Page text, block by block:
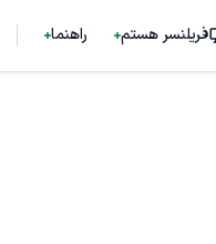
فریلنسر هستم راهنما